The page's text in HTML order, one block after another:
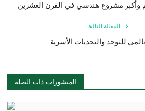
الشركاء
English Swahili
French
وأكبر مشروع هندسي في القرن العشرين
المقالة التالية
للتوحد والتحديات الأسرية
المنشورات ذات الصلة